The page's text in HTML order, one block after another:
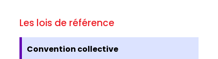
Les lois de référence
Convention collective